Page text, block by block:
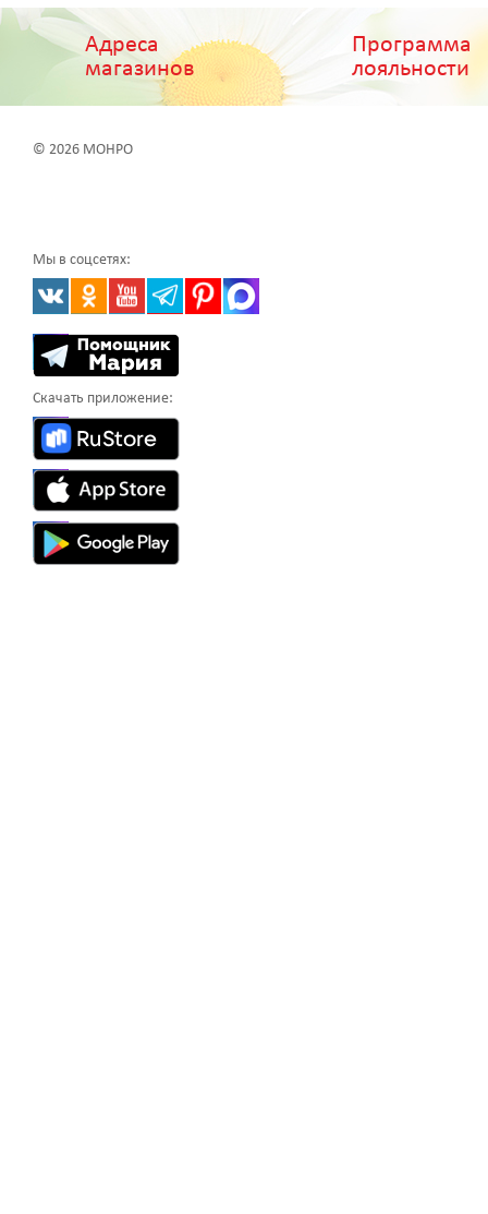
Адреса
магазинов
Программа
лояльности
© 2026 МОНРО
Мы в соцсетях:
Скачать приложение: